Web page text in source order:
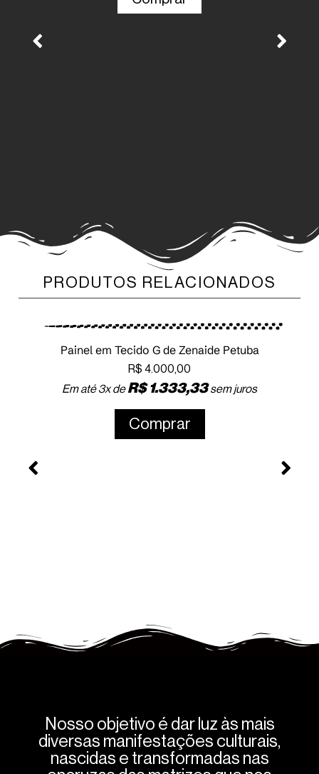
PRODUTOS RELACIONADOS
Painel em Tecido G de Zenaide Petuba
R$ 4.000,00
Em até 3x deR$1.333,33sem juros
Comprar
Nosso objetivo é dar luz às mais
diversas manifestações culturais,
nascidas e transformadas nas